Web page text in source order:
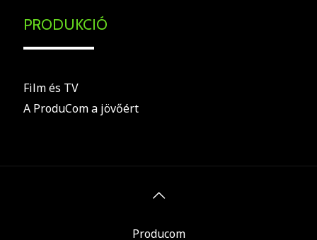
PRODUKCIÓ
Film és TV
A ProduCom a jövőért
Producom